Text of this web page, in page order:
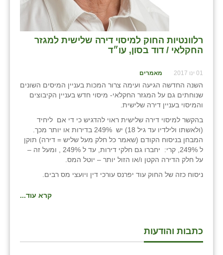
רלוונטיות החוק למיסוי דירה שלישית למגזר
החקלאי / דוד בסון, עו״ד
01 ינו 2017 מאמרים
השנה החדשה הגיעה ועימה צרור המכות בעניין המיסים השונים
שנוחתים גם על המגזר החקלאי- מיסוי חדש בעניין הקיבוצים
והמיסוי בעניין דירה שלישית.
בהקשר למיסוי דירה שלישית ראוי להדגיש כי די אם ליחיד
(ולאשתו ולילדיו עד גיל 18) יש 249% בדירות או יותר מכך.
המבחן בניסוח הקודם (שאמר כל חלק מעל שליש = דירה) תוקן
ל 249%, קרי: יחברו גם חלקי דירות, עד ל 249% , ומעל זה –
על חלק הדירה הקטן ו/או הזול יותר – יוטל המס.
ניסוח כזה של החוק עוד יפרנס עורכי דין ויועצי מס רבים.
קרא עוד...
כתבות והודעות
ניר צבי
קורנית
קלחים
רועי
שבי ציון